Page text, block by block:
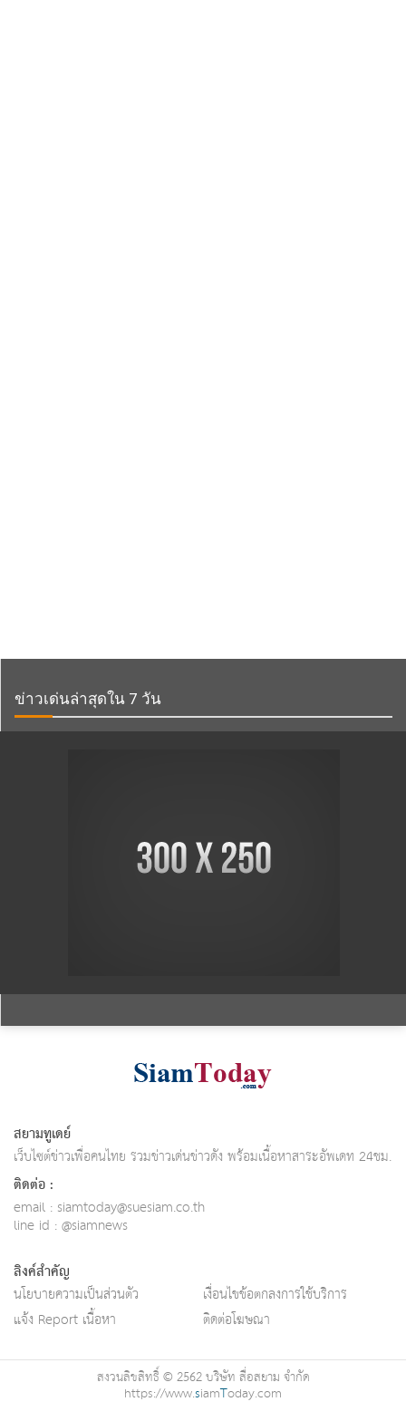
ข่าวเด่นล่าสุดใน 7 วัน
สยามทูเดย์
เว็บไซต์ข่าวเพื่อคนไทย รวมข่าวเด่นข่าวดัง พร้อมเนื้อหาสาระอัพเดท 24ชม.
ติดต่อ :
email : siamtoday@suesiam.co.th
line id : @siamnews
ลิงค์สำคัญ
นโยบายความเป็นส่วนตัว
เงื่อนไขข้อตกลงการใช้บริการ
แจ้ง Report เนื้อหา
ติดต่อโฆษณา
สงวนลิขสิทธิ์ © 2562 บริษัท สื่อสยาม จำกัด
https://www.siamToday.com